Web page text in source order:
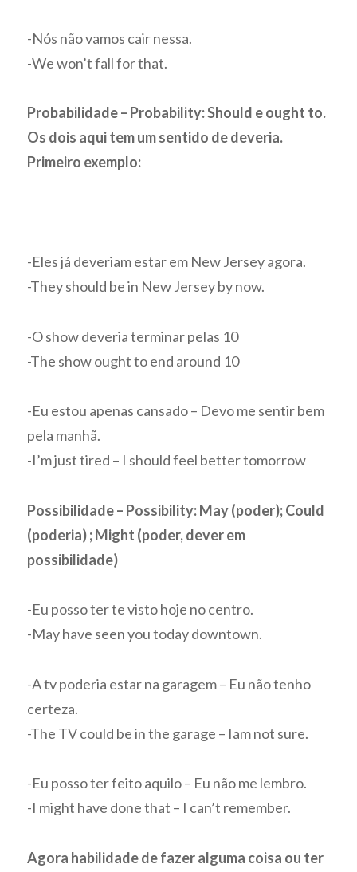
-Nós não vamos cair nessa.
-We won’t fall for that.
Probabilidade – Probability: Should e ought to.
Os dois aqui tem um sentido de deveria.
Primeiro exemplo:
-Eles já deveriam estar em New Jersey agora.
-They should be in New Jersey by now.
-O show deveria terminar pelas 10
-The show ought to end around 10
-Eu estou apenas cansado – Devo me sentir bem
pela manhã.
-I’m just tired – I should feel better tomorrow
Possibilidade – Possibility: May (poder); Could
(poderia) ; Might (poder, dever em
possibilidade)
-Eu posso ter te visto hoje no centro.
-May have seen you today downtown.
-A tv poderia estar na garagem – Eu não tenho
certeza.
-The TV could be in the garage – Iam not sure.
-Eu posso ter feito aquilo – Eu não me lembro.
-I might have done that – I can’t remember.
Agora habilidade de fazer alguma coisa ou ter